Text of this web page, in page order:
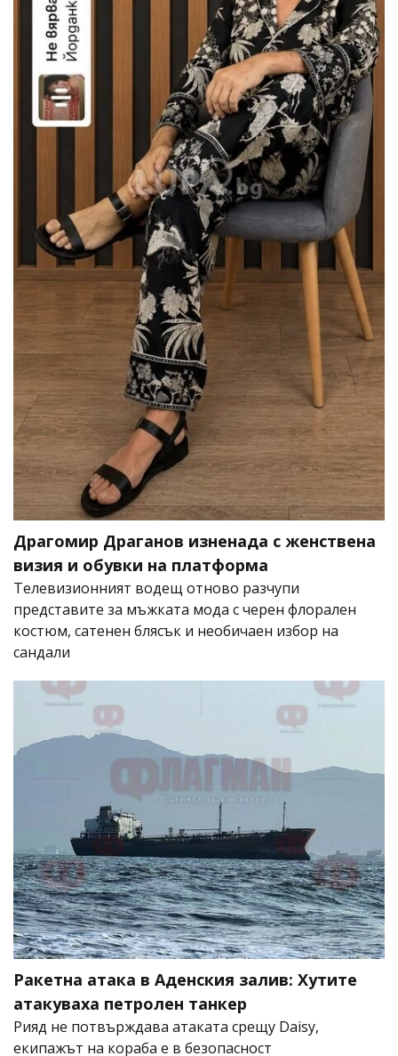
Драгомир Драганов изненада с женствена
визия и обувки на платформа
Телевизионният водещ отново разчупи
представите за мъжката мода с черен флорален
костюм, сатенен блясък и необичаен избор на
сандали
Ракетна атака в Аденския залив: Хутите
атакуваха петролен танкер
Рияд не потвърждава атаката срещу Daisy,
екипажът на кораба е в безопасност